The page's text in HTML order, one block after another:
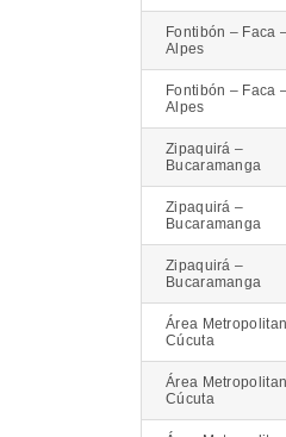
Fontibón – Faca
Alpes
Fontibón – Faca
Alpes
Zipaquirá –
Bucaramanga
Zipaquirá –
Bucaramanga
Zipaquirá –
Bucaramanga
Área
Cúcuta
Área
Cúcuta